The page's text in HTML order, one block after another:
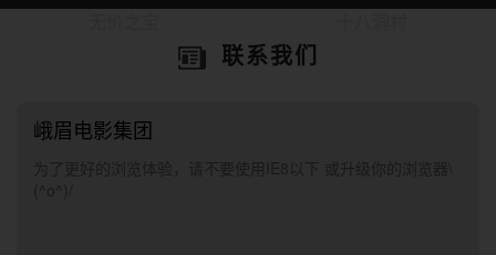
联系我们
峨眉电影集团